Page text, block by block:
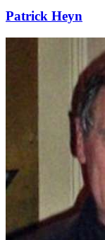
Patrick Heyn